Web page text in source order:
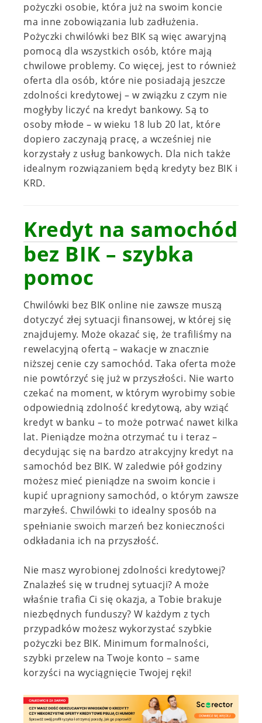
pożyczki osobie, która już na swoim koncie
ma inne zobowiązania lub zadłużenia.
Pożyczki chwilówki bez BIK są więc awaryjną
pomocą dla wszystkich osób, które mają
chwilowe problemy. Co więcej, jest to również
oferta dla osób, które nie posiadają jeszcze
zdolności kredytowej – w związku z czym nie
mogłyby liczyć na kredyt bankowy. Są to
osoby młode – w wieku 18 lub 20 lat, które
dopiero zaczynają pracę, a wcześniej nie
korzystały z usług bankowych. Dla nich także
idealnym rozwiązaniem będą kredyty bez BIK i
KRD.
Kredyt na samochód
bez BIK – szybka
pomoc
Chwilówki bez BIK online nie zawsze muszą
dotyczyć złej sytuacji finansowej, w której się
znajdujemy. Może okazać się, że trafiliśmy na
rewelacyjną ofertą – wakacje w znacznie
niższej cenie czy samochód. Taka oferta może
nie powtórzyć się już w przyszłości. Nie warto
czekać na moment, w którym wyrobimy sobie
odpowiednią zdolność kredytową, aby wziąć
kredyt w banku – to może potrwać nawet kilka
lat. Pieniądze można otrzymać tu i teraz –
decydując się na bardzo atrakcyjny kredyt na
samochód bez BIK. W zaledwie pół godziny
możesz mieć pieniądze na swoim koncie i
kupić upragniony samochód, o którym zawsze
marzyłeś. Chwilówki to idealny sposób na
spełnianie swoich marzeń bez konieczności
odkładania ich na przyszłość.
Nie masz wyrobionej zdolności kredytowej?
Znalazłeś się w trudnej sytuacji? A może
właśnie trafia Ci się okazja, a Tobie brakuje
niezbędnych funduszy? W każdym z tych
przypadków możesz wykorzystać szybkie
pożyczki bez BIK. Minimum formalności,
szybki przelew na Twoje konto – same
korzyści na wyciągnięcie Twojej ręki!